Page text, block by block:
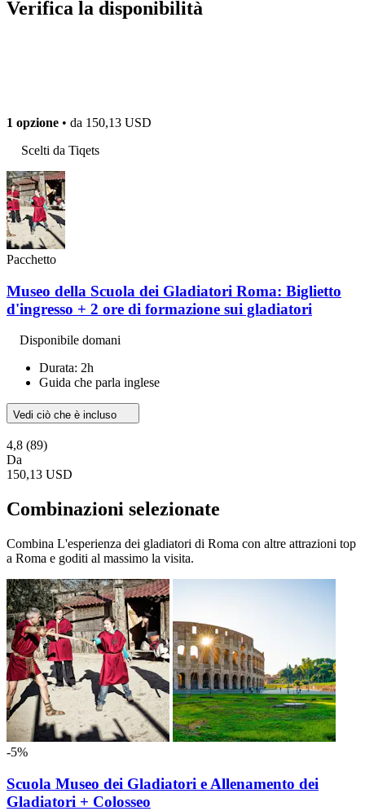
Verifica la disponibilità
1 opzione • da 150,13 USD
Scelti da Tiqets
Pacchetto
Museo della Scuola dei Gladiatori Roma: Biglietto
d'ingresso + 2 ore di formazione sui gladiatori
Disponibile domani
Durata: 2h
Guida che parla inglese
Vedi ciò che è incluso
4,8 (89)
Da
150,13 USD
Combinazioni selezionate
Combina L'esperienza dei gladiatori di Roma con altre attrazioni top
a Roma e goditi al massimo la visita.
-5%
Scuola Museo dei Gladiatori e Allenamento dei
Gladiatori + Colosseo